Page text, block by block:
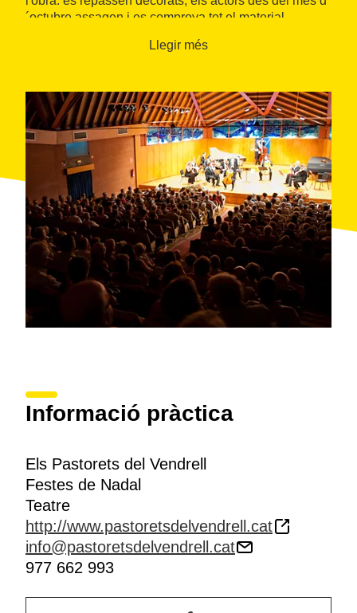
´octubre assagen i es comprova tot el material
Llegir més
Informació pràctica
Els Pastorets del Vendrell
Festes de Nadal
Teatre
http://www.pastoretsdelvendrell.cat
info@pastoretsdelvendrell.cat
977 662 993